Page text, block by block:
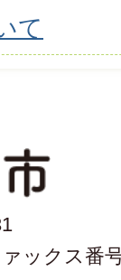
て
ックス番